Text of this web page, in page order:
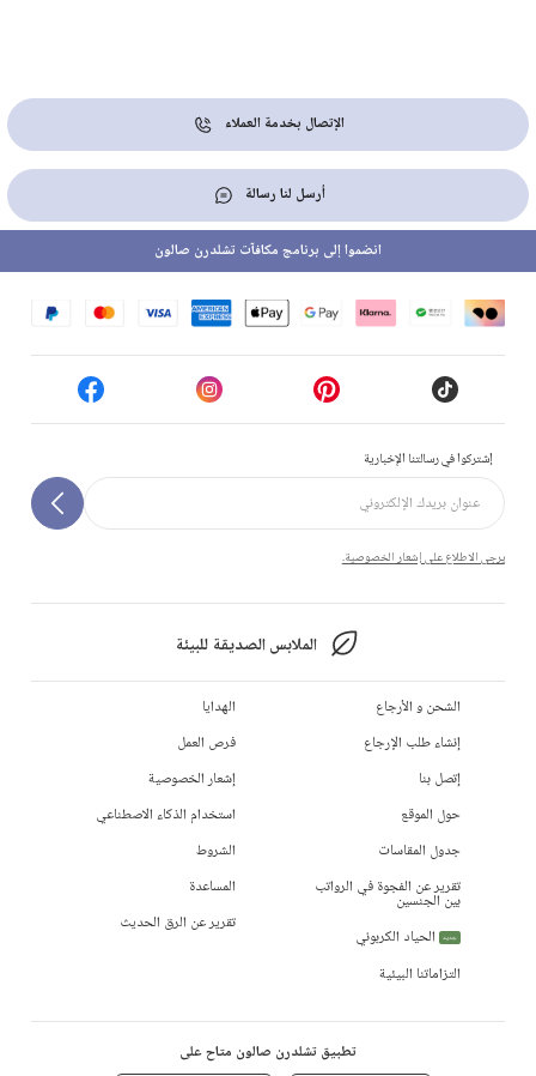
الإتصال بخدمة العملاء
أرسل لنا رسالة
إشتركوا في رسالتنا الإخبارية
يرجى الاطلاع على إشعار الخصوصية.
الملابس الصديقة للبيئة
انضموا إلى برنامج مكافآت تشلدرن صالون
الشحن و الأرجاع
إنشاء طلب الإرجاع
إتصل بنا
حول الموقع
جدول المقاسات
تقرير عن الفجوة في الرواتب
بين الجنسين
جديد
الحياد الكربوني
التزاماتنا البيئية
الهدايا
فرص العمل
إشعار الخصوصية
استخدام الذكاء الاصطناعي
الشروط
المساعدة
تقرير عن الرق الحديث
تطبيق تشلدرن صالون متاح على